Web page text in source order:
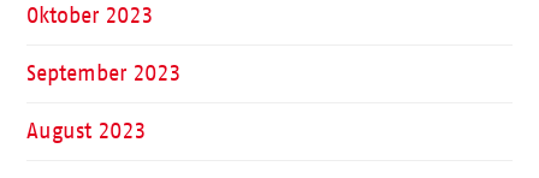
Oktober 2023
September 2023
August 2023